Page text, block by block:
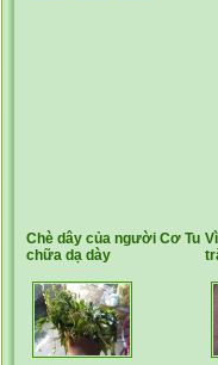
Chè dây của người Cơ Tu
chữa dạ dày